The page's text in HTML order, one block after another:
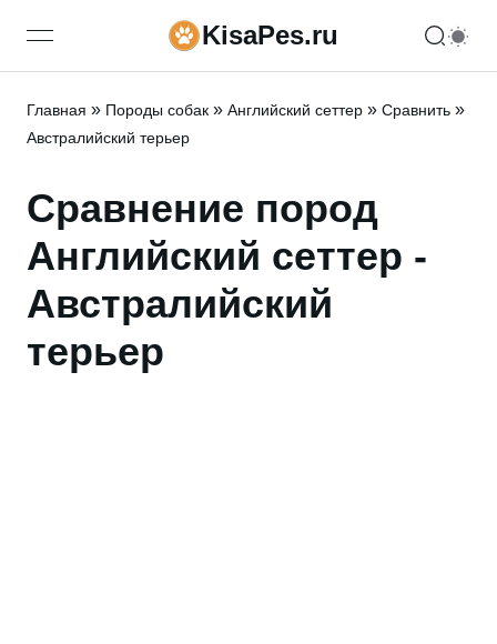
open navigation menuKisaPes.ru
Главная » Породы собак » Английский сеттер » Сравнить »
Австралийский терьер
Сравнение пород
Английский сеттер -
Австралийский
терьер